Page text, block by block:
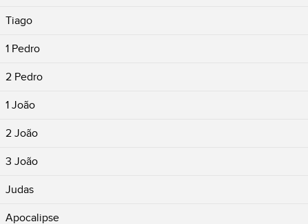
Tiago
1 Pedro
2 Pedro
1 João
2 João
3 João
Judas
Apocalipse